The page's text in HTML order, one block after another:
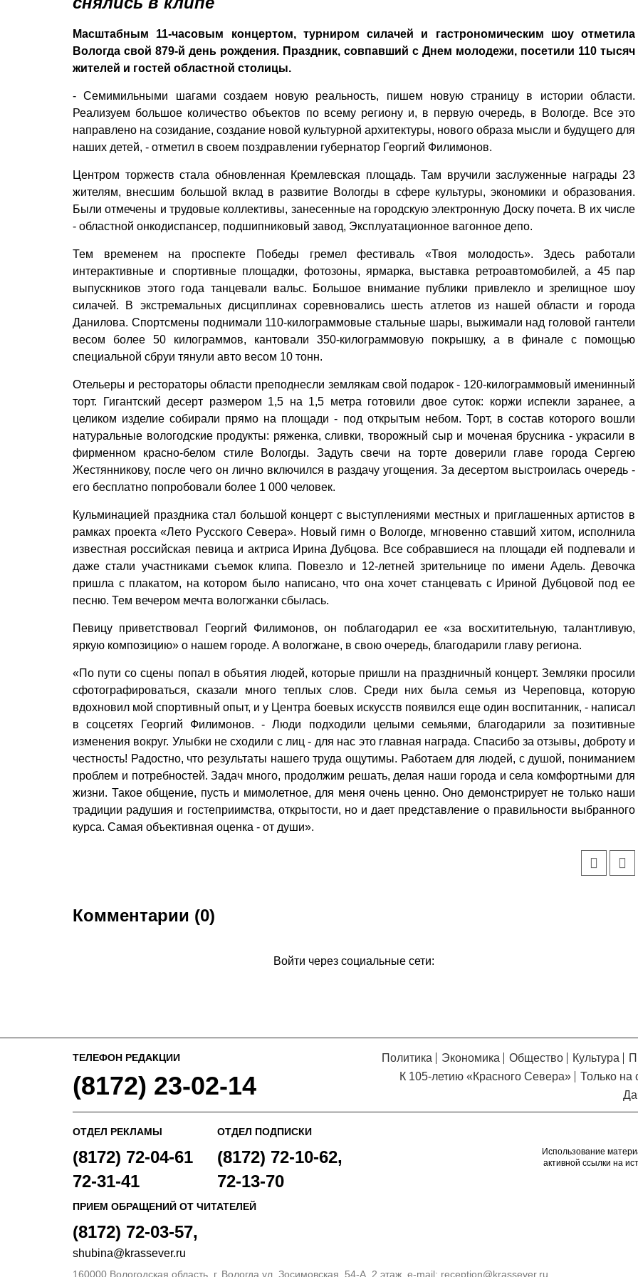
Масштабным 11-часовым концертом, турниром силачей и гастрономическим шоу отметила
Вологда свой 879-й день рождения. Праздник, совпавший с Днем молодежи, посетили 110 тысяч
жителей и гостей областной столицы.
- Семимильными шагами создаем новую реальность, пишем новую страницу в истории области.
Реализуем большое количество объектов по всему региону и, в первую очередь, в Вологде. Все это
направлено на созидание, создание новой культурной архитектуры, нового образа мысли и будущего для
наших детей, - отметил в своем поздравлении губернатор Георгий Филимонов.
Центром торжеств стала обновленная Кремлевская площадь. Там вручили заслуженные награды 23
жителям, внесшим большой вклад в развитие Вологды в сфере культуры, экономики и образования.
Были отмечены и трудовые коллективы, занесенные на городскую электронную Доску почета. В их числе
- областной онкодиспансер, подшипниковый завод, Эксплуатационное вагонное депо.
Тем временем на проспекте Победы гремел фестиваль «Твоя молодость». Здесь работали
интерактивные и спортивные площадки, фотозоны, ярмарка, выставка ретроавтомобилей, а 45 пар
выпускников этого года танцевали вальс. Большое внимание публики привлекло и зрелищное шоу
силачей. В экстремальных дисциплинах соревновались шесть атлетов из нашей области и города
Данилова. Спортсмены поднимали 110-килограммовые стальные шары, выжимали над головой гантели
весом более 50 килограммов, кантовали 350-килограммовую покрышку, а в финале с помощью
специальной сбруи тянули авто весом 10 тонн.
Отельеры и рестораторы облас­ти преподнесли землякам свой подарок - 120-килограммовый именинный
торт. Гигантский десерт размером 1,5 на 1,5 метра готовили двое суток: коржи испекли заранее, а
целиком изделие собирали прямо на площади - под открытым небом. Торт, в состав которого вошли
натуральные вологодские продукты: ряженка, сливки, творожный сыр и моченая брусника - украсили в
фирменном красно-белом стиле Вологды. Задуть свечи на торте доверили главе города Сергею
Жестянникову, после чего он лично включился в раздачу угощения. За десертом выстроилась очередь -
его бесплатно попробовали более 1 000 человек.
Кульминацией праздника стал большой концерт с выступлениями местных и приглашенных артистов в
рамках проекта «Лето Русского Севера». Новый гимн о Вологде, мгновенно ставший хитом, исполнила
известная российская певица и актриса Ирина Дубцова. Все собравшиеся на площади ей подпевали и
даже стали участниками съемок клипа. Повезло и 12-летней зрительнице по имени Адель. Девочка
пришла с плакатом, на котором было написано, что она хочет станцевать с Ириной Дубцовой под ее
песню. Тем вечером мечта вологжанки сбылась.
Певицу приветствовал Георгий Филимонов, он поблагодарил ее «за восхитительную, талантливую,
яркую композицию» о нашем городе. А вологжане, в свою очередь, благодарили главу региона.
«По пути со сцены попал в объятия людей, которые пришли на праздничный концерт. Земляки просили
сфотографироваться, сказали много теплых слов. Среди них была семья из Череповца, которую
вдохновил мой спортивный опыт, и у Центра боевых искусств появился еще один воспитанник, - написал
в соцсетях Георгий Филимонов. - Люди подходили целыми семьями, благодарили за позитивные
изменения вокруг. Улыбки не сходили с лиц - для нас это главная награда. Спасибо за отзывы, доброту и
честность! Радостно, что результаты нашего труда ощутимы. Работаем для людей, с душой, пониманием
проб­лем и потребностей. Задач много, продолжим решать, делая наши города и села комфортными для
жизни. Такое общение, пусть и мимолетное, для меня очень ценно. Оно демонстрирует не только наши
традиции радушия и гостеприимства, открытости, но и дает представление о правильности выбранного
курса. Самая объективная оценка - от души».
Комментарии (0)
Войти через социальные сети:
Надежда
Кузьминская
главный
Уважаемые посетители сайта!
Мы рады приветствовать вас
придется вам по душе, и вы
обязательно добавите его в
ТЕЛЕФОН РЕДАКЦИИ
(8172) 23-02-14
Политика Экономика Общество Культура
К 105-летию «Красного Севера»
Только на
ОТДЕЛ РЕКЛАМЫ
(8172) 72-04-61
72-31-41
ОТДЕЛ ПОДПИСКИ
(8172) 72-10-62,
72-13-70
ПРИЕМ ОБРАЩЕНИЙ ОТ ЧИТАТЕЛЕЙ
(8172) 72-03-57,
shubina@krassever.ru
Использование
активной ссылки на
160000 Вологодская область, г. Вологда ул. Зосимовская, 54-А, 2 этаж, e-mail: reception@krassever.ru